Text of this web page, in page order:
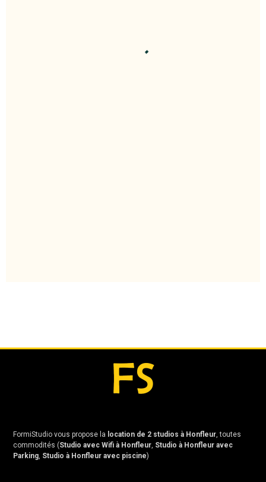
FormiStudio vous propose la location de 2 studios à Honfleur, toutes
commodités (Studio avec Wifi à Honfleur, Studio à Honfleur avec
Parking, Studio à Honfleur avec piscine)